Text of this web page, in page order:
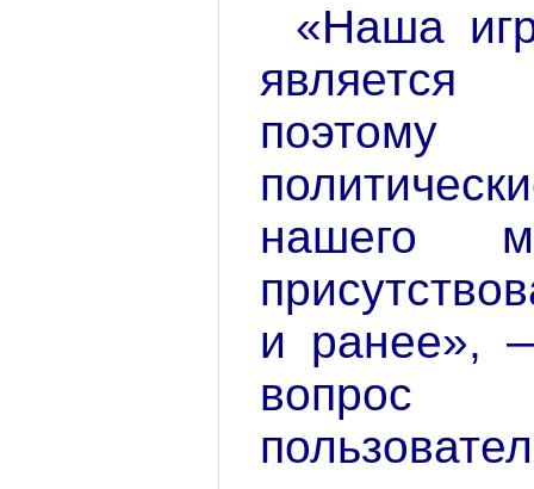
«Наша
является
нашего
и ранее»,